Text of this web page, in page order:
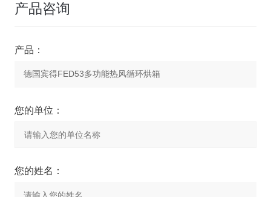
产品咨询
产品：
您的单位：
您的姓名：